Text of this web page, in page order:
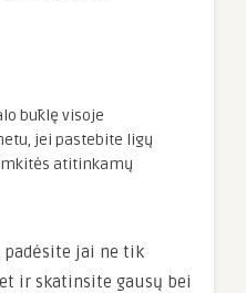
būklę visoje
jei pastebite ligų
atitinkamų
padėsite jai ne tik
ir skatinsite gausų bei